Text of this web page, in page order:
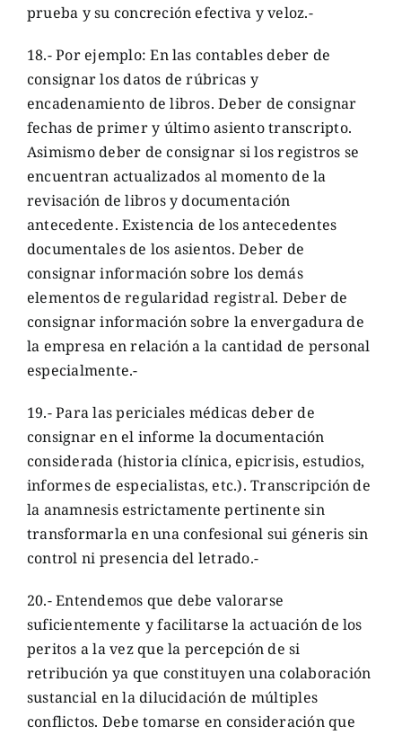
prueba y su concreción efectiva y veloz.-
18.- Por ejemplo: En las contables deber de
consignar los datos de rúbricas y
encadenamiento de libros. Deber de consignar
fechas de primer y último asiento transcripto.
Asimismo deber de consignar si los registros se
encuentran actualizados al momento de la
revisación de libros y documentación
antecedente. Existencia de los antecedentes
documentales de los asientos. Deber de
consignar información sobre los demás
elementos de regularidad registral. Deber de
consignar información sobre la envergadura de
la empresa en relación a la cantidad de personal
especialmente.-
19.- Para las periciales médicas deber de
consignar en el informe la documentación
considerada (historia clínica, epicrisis, estudios,
informes de especialistas, etc.). Transcripción de
la anamnesis estrictamente pertinente sin
transformarla en una confesional sui géneris sin
control ni presencia del letrado.-
20.- Entendemos que debe valorarse
suficientemente y facilitarse la actuación de los
peritos a la vez que la percepción de si
retribución ya que constituyen una colaboración
sustancial en la dilucidación de múltiples
conflictos. Debe tomarse en consideración que